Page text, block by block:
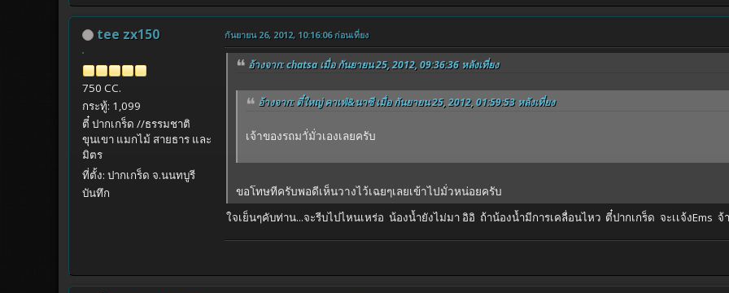
tee zx150
750 CC.
กระทู้: 1,099
ตี๋ ปากเกร็ด //ธรรมชาติ
ขุนเขา แมกไม้ สายธาร และ
มิตร
ที่ตั้ง: ปากเกร็ด จ.นนทบูรี
บันทึก
กันยายน 26, 2012, 10:16:06 ก่อนเที่ยง
อ้างจาก: chatsa เมื่อ กันยายน 25, 2012, 09:36:36 หลังเที่ยง
อ้างจาก: ตี๋ใหญ่ คาเฟ่&นาซี เมื่อ กันยายน 25, 2012, 01:59:53 หลังเที่ยง
เจ้าของรถมาั่มั่วเองเลยครับ
ขอโทษทีครับพอดีเห็นวางไว้เฉยๆเลยเข้าไปมั่วหน่อยครับ
ใจเย็นๆคับท่าน...จะรีบไปไหนเหร่อ น้องน้ำยังไม่มา อิอิ ถ้าน้องน้ำมีการเคลื่อนไหว ตี๋ปากเกร็ด จะเเจ้งEms จ้า